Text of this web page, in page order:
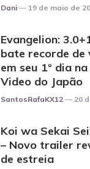
Posted
Dani 19 de maio de
Evangelion:
bate recorde de
em seu 1° dia
Video do Japão
Posted
SantosRafaKX12 20
Koi wa Sekai
– Novo trailer
de estreia